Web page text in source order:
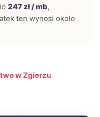
247 zł / mb,
ten wynosi około
w Zgierzu